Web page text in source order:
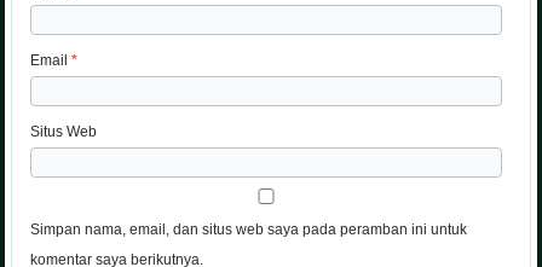
Email*
Situs Web
Simpan nama, email, dan situs web saya pada peramban ini untuk
komentar saya berikutnya.